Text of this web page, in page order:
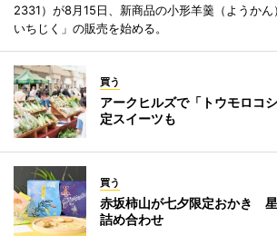
2331）が8月15日、新商品の小形羊羹（ようか
いちじく」の販売を始める。
買う
アークヒルズで「トウモロコ
定スイーツも
買う
赤坂柿山が七夕限定おかき
詰め合わせ